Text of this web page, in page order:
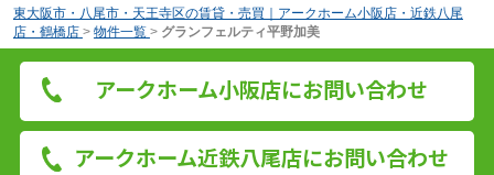
東大阪市・八尾市・天王寺区の賃貸・売買｜アークホーム小阪店・近鉄八尾
店・鶴橋店 > 物件一覧 > グランフェルティ平野加美
アークホーム小阪店にお問い合わせ
アークホーム近鉄八尾店にお問い合わせ